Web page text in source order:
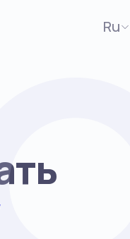
Ru